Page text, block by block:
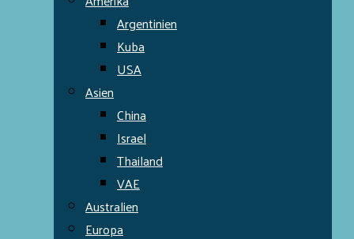
Argentinien
Kuba
USA
Asien
China
Israel
Thailand
VAE
Australien
Europa